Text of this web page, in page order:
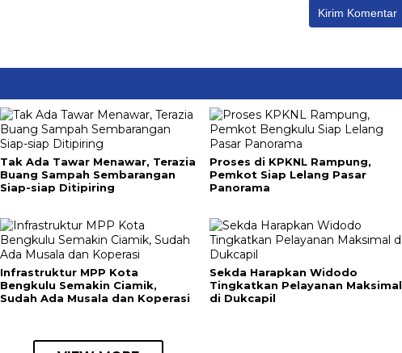
Tak Ada Tawar Menawar, Terazia
Buang Sampah Sembarangan
Siap-siap Ditipiring
Proses di KPKNL Rampung,
Pemkot Siap Lelang Pasar
Panorama
Infrastruktur MPP Kota
Bengkulu Semakin Ciamik,
Sudah Ada Musala dan Koperasi
Sekda Harapkan Widodo
Tingkatkan Pelayanan Maksimal
di Dukcapil